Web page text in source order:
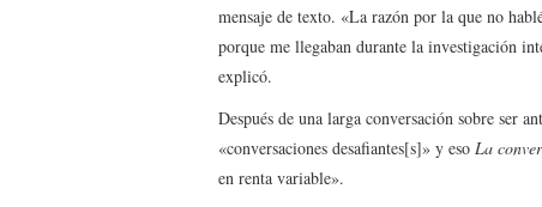
mensaje de texto. «La razón por la que no
porque me llegaban durante la investigación
explicó.
Después de una larga conversación sobre ser
«conversaciones desafiantes[s]» y eso La
en renta variable».